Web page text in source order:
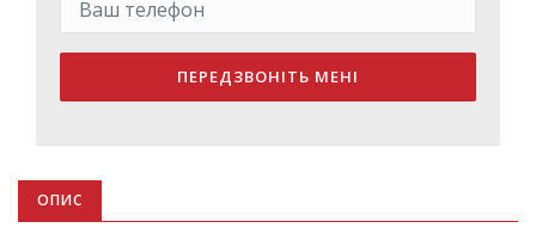
ПЕРЕДЗВОНІТЬ МЕНІ
ОПИС